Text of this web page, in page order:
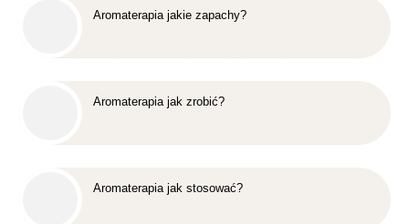
Aromaterapia jakie zapachy?
Aromaterapia jak zrobić?
Aromaterapia jak stosować?